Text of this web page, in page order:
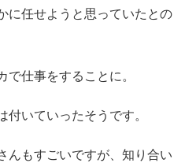
に任せようと思っていたとの
で仕事をすることに。
付いていったそうです。
んもすごいですが、知り合い